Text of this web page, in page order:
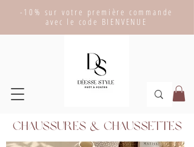
-10% sur votre première commande
avec le code BIENVENUE
Chaussures & chaussettes